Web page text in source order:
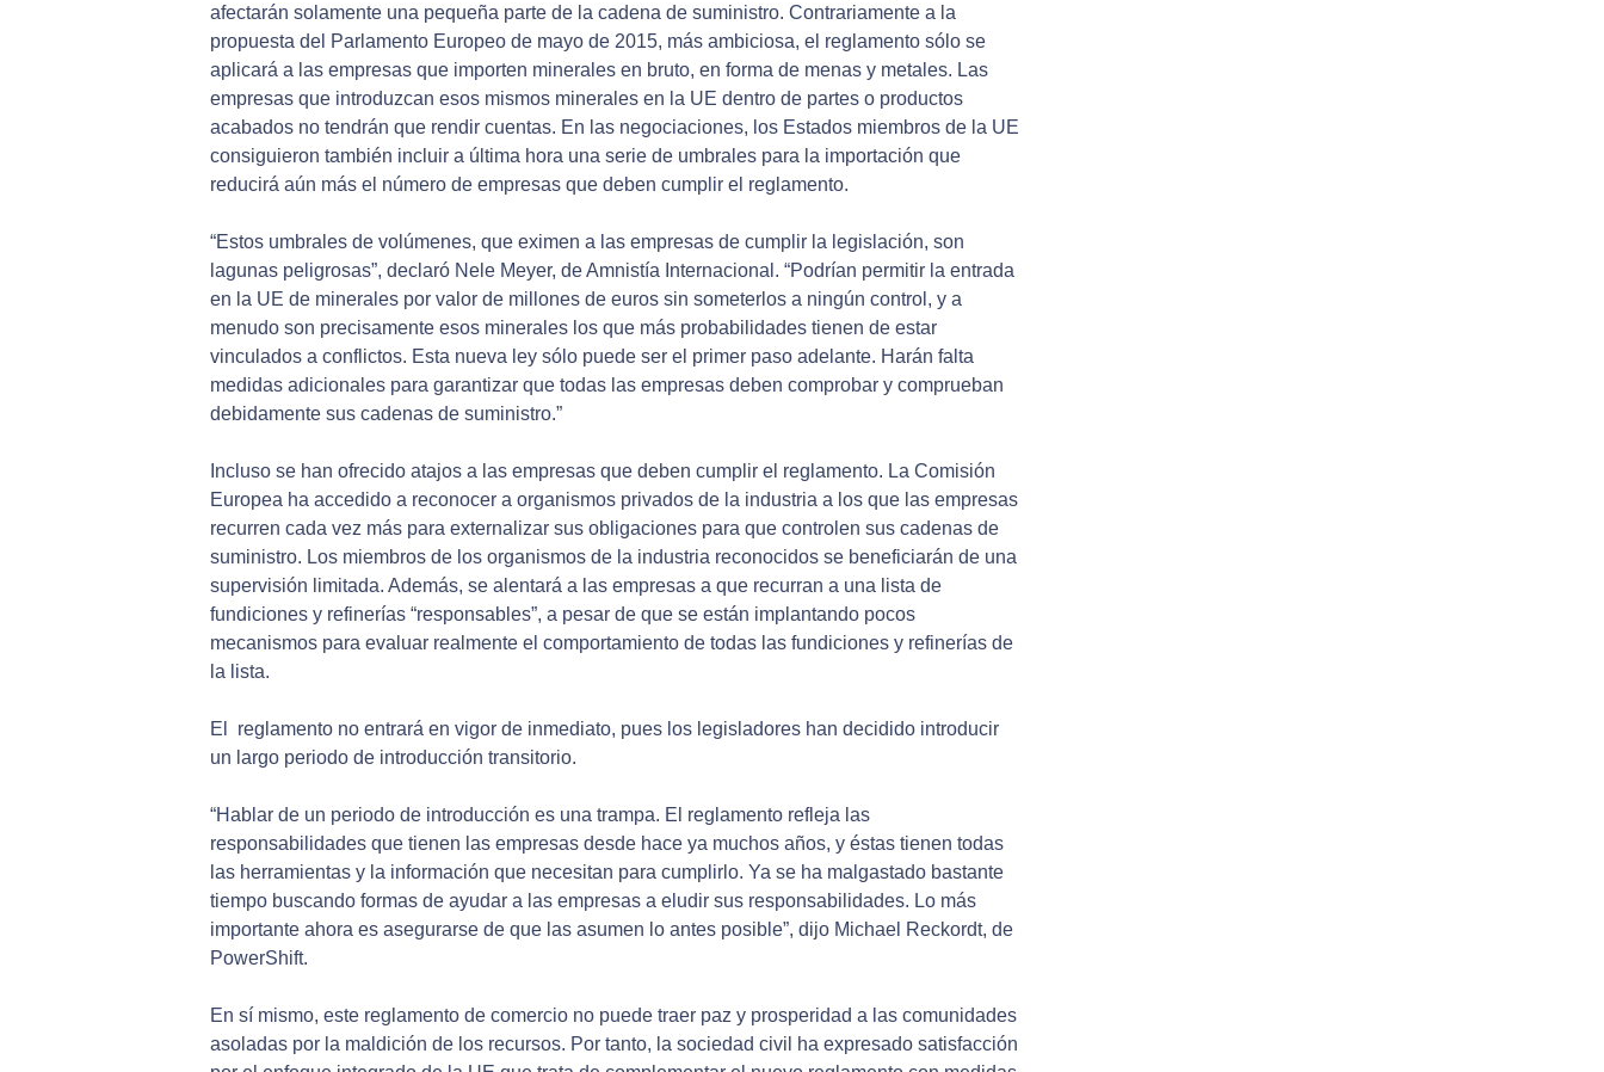
afectarán solamente una pequeña parte de la cadena de suministro. Contrariamente a la
propuesta del Parlamento Europeo de mayo de 2015, más ambiciosa, el reglamento sólo se
aplicará a las empresas que importen minerales en bruto, en forma de menas y metales. Las
empresas que introduzcan esos mismos minerales en la UE dentro de partes o productos
acabados no tendrán que rendir cuentas. En las negociaciones, los Estados miembros de la UE
consiguieron también incluir a última hora una serie de umbrales para la importación que
reducirá aún más el número de empresas que deben cumplir el reglamento.
“Estos umbrales de volúmenes, que eximen a las empresas de cumplir la legislación, son
lagunas peligrosas”, declaró Nele Meyer, de Amnistía Internacional. “Podrían permitir la entrada
en la UE de minerales por valor de millones de euros sin someterlos a ningún control, y a
menudo son precisamente esos minerales los que más probabilidades tienen de estar
vinculados a conflictos. Esta nueva ley sólo puede ser el primer paso adelante. Harán falta
medidas adicionales para garantizar que todas las empresas deben comprobar y comprueban
debidamente sus cadenas de suministro.”
Incluso se han ofrecido atajos a las empresas que deben cumplir el reglamento. La Comisión
Europea ha accedido a reconocer a organismos privados de la industria a los que las empresas
recurren cada vez más para externalizar sus obligaciones para que controlen sus cadenas de
suministro. Los miembros de los organismos de la industria reconocidos se beneficiarán de una
supervisión limitada. Además, se alentará a las empresas a que recurran a una lista de
fundiciones y refinerías “responsables”, a pesar de que se están implantando pocos
mecanismos para evaluar realmente el comportamiento de todas las fundiciones y refinerías de
la lista.
El reglamento no entrará en vigor de inmediato, pues los legisladores han decidido introducir
un largo periodo de introducción transitorio.
“Hablar de un periodo de introducción es una trampa. El reglamento refleja las
responsabilidades que tienen las empresas desde hace ya muchos años, y éstas tienen todas
las herramientas y la información que necesitan para cumplirlo. Ya se ha malgastado bastante
tiempo buscando formas de ayudar a las empresas a eludir sus responsabilidades. Lo más
importante ahora es asegurarse de que las asumen lo antes posible”, dijo Michael Reckordt, de
PowerShift.
En sí mismo, este reglamento de comercio no puede traer paz y prosperidad a las comunidades
asoladas por la maldición de los recursos. Por tanto, la sociedad civil ha expresado satisfacción